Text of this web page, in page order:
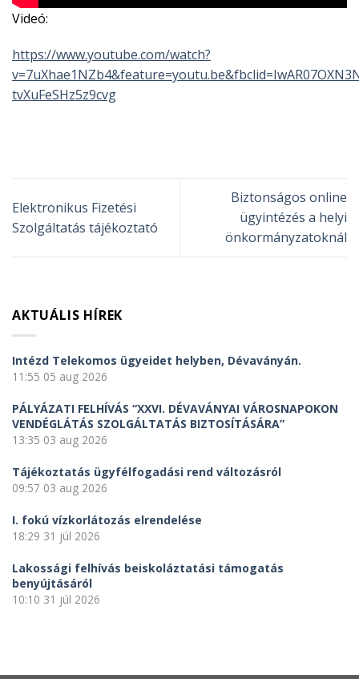
Videó:
https://www.youtube.com/watch?
tvXuFeSHz5z9cvg
Elektronikus Fizetési
Szolgáltatás tájékoztató
Biztonságos online
ügyintézés a helyi
önkormányzatoknál
AKTUÁLIS HÍREK
Intézd Telekomos ügyeidet helyben, Dévaványán.
11:55 05 aug 2026
PÁLYÁZATI FELHÍVÁS “XXVI. DÉVAVÁNYAI VÁROSNAPOKON
VENDÉGLÁTÁS SZOLGÁLTATÁS BIZTOSÍTÁSÁRA”
13:35 03 aug 2026
Tájékoztatás ügyfélfogadási rend változásról
09:57 03 aug 2026
I. fokú vízkorlátozás elrendelése
18:29 31 júl 2026
Lakossági felhívás beiskoláztatási támogatás
benyújtásáról
10:10 31 júl 2026